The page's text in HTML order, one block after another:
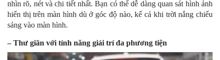
nhìn rõ, nét và chi tiết nhất. Bạn có thể dễ dàng quan sát hình ảnh
hiển thị trên màn hình dù ở góc độ nào, kể cả khi trời nắng chiếu
sáng vào màn hình.
– Thư giãn với tính năng giải trí đa phương tiện